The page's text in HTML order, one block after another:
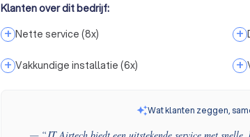
Klanten over dit bedrijf:
+ Nette service (8x) +
+ Vakkundige installatie (6x) +
Wat klanten zeggen,
— “JT Airtech biedt een uitstekende service met